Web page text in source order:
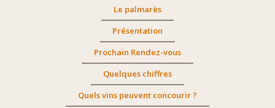
Le palmarès
Présentation
Prochain Rendez-vous
Quelques chiffres
Quels vins peuvent concourir ?